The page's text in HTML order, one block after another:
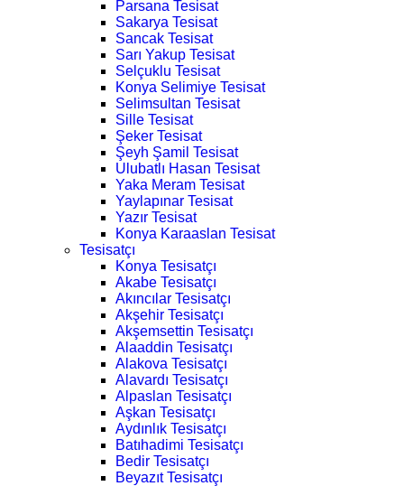
Parsana Tesisat
Sakarya Tesisat
Sancak Tesisat
Sarı Yakup Tesisat
Selçuklu Tesisat
Konya Selimiye Tesisat
Selimsultan Tesisat
Sille Tesisat
Şeker Tesisat
Şeyh Şamil Tesisat
Ulubatlı Hasan Tesisat
Yaka Meram Tesisat
Yaylapınar Tesisat
Yazır Tesisat
Konya Karaaslan Tesisat
Tesisatçı
Konya Tesisatçı
Akabe Tesisatçı
Akıncılar Tesisatçı
Akşehir Tesisatçı
Akşemsettin Tesisatçı
Alaaddin Tesisatçı
Alakova Tesisatçı
Alavardı Tesisatçı
Alpaslan Tesisatçı
Aşkan Tesisatçı
Aydınlık Tesisatçı
Batıhadimi Tesisatçı
Bedir Tesisatçı
Beyazıt Tesisatçı